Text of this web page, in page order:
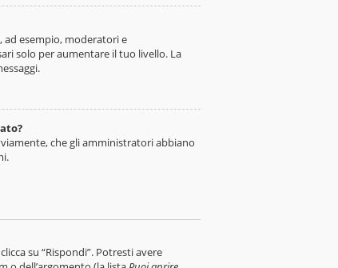
esempio, moderatori e
solo per aumentare il tuo livello. La
che gli amministratori abbiano
su “Rispondi”. Potresti avere